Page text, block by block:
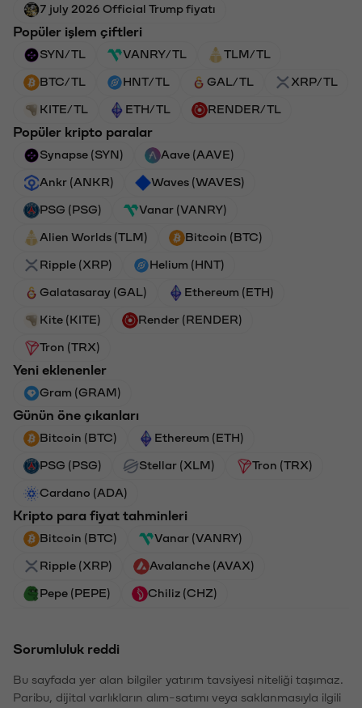
7 july 2026 Official Trump fiyatı
Popüler işlem çiftleri
SYN/TL VANRY/TL TLM/TL
BTC/TL HNT/TL GAL/TL XRP/TL
KITE/TL ETH/TL RENDER/TL
Popüler kripto paralar
Synapse (SYN) Aave (AAVE)
Ankr (ANKR) Waves (WAVES)
PSG (PSG) Vanar (VANRY)
Alien Worlds (TLM) Bitcoin (BTC)
Ripple (XRP) Helium (HNT)
Galatasaray (GAL) Ethereum (ETH)
Kite (KITE) Render (RENDER)
Tron (TRX)
Yeni eklenenler
Gram (GRAM)
Günün öne çıkanları
Bitcoin (BTC) Ethereum (ETH)
PSG (PSG) Stellar (XLM) Tron (TRX)
Cardano (ADA)
Kripto para fiyat tahminleri
Bitcoin (BTC) Vanar (VANRY)
Ripple (XRP) Avalanche (AVAX)
Pepe (PEPE) Chiliz (CHZ)
Sorumluluk reddi
Bu sayfada yer alan bilgiler yatırım tavsiyesi niteliği taşımaz.
Paribu, dijital varlıkların alım-satımı veya saklanmasıyla ilgili